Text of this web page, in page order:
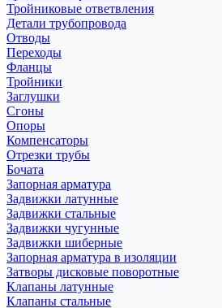
Тройниковые ответвления
Детали трубопровода
Отводы
Переходы
Фланцы
Тройники
Заглушки
Сгоны
Опоры
Компенсаторы
Отрезки трубы
Бочата
Запорная арматура
Задвижки латунные
Задвижки стальные
Задвижки чугунные
Задвижки шиберные
Запорная арматура в изоляции
Затворы дисковые поворотные
Клапаны латунные
Клапаны стальные